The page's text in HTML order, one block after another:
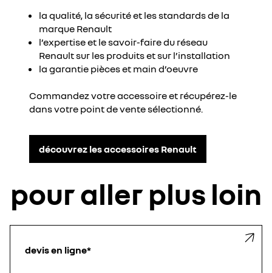
la qualité, la sécurité et les standards de la
marque Renault
l’expertise et le savoir-faire du réseau
Renault sur les produits et sur l’installation
la garantie pièces et main d’oeuvre
Commandez votre accessoire et récupérez-le
dans votre point de vente sélectionné.
découvrez les accessoires Renault
pour aller plus loin
devis en ligne*